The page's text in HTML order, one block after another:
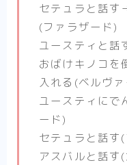
セテュラと話す
(ファラザード)
ユースティと話
おばけキノコを
入れる(ベルヴ
ユースティにで
ード)
セテュラと話す
アスバルと話す